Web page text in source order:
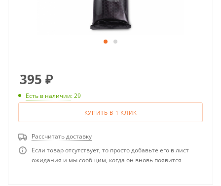
395 ₽
Есть в наличии: 29
КУПИТЬ В 1 КЛИК
Рассчитать доставку
Если товар отсутствует, то просто добавьте его в лист
ожидания и мы сообщим, когда он вновь появится